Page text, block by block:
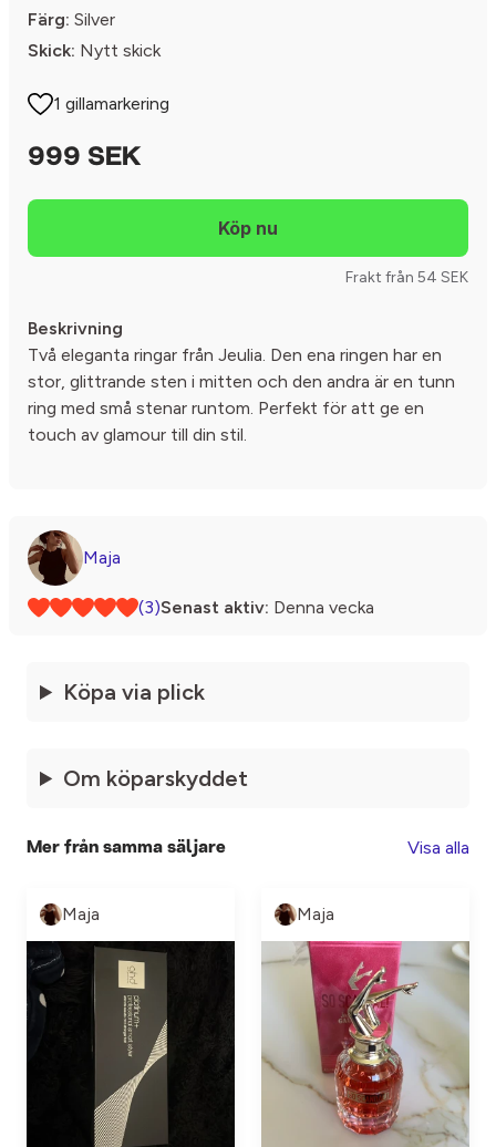
Färg: Silver
Skick: Nytt skick
1 gillamarkering
999 SEK
Frakt från 54 SEK
Beskrivning
Två eleganta ringar från Jeulia. Den ena ringen har en
stor, glittrande sten i mitten och den andra är en tunn
ring med små stenar runtom. Perfekt för att ge en
touch av glamour till din stil.
Maja
(3)Senast aktiv: Denna vecka
Köpa via plick
Om köparskyddet
Mer från samma säljare Visa alla
Maja Maja